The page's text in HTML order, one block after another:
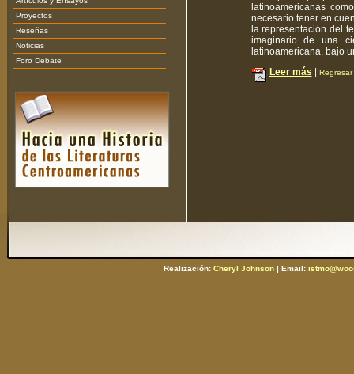
Proyectos
Reseñas
Noticias
Foro Debate
latinoamericanas
necesario tener en
la representación del
imaginario de una
latinoamericana, bajo
Leer más
Realización: Cheryl Johnson | Email: